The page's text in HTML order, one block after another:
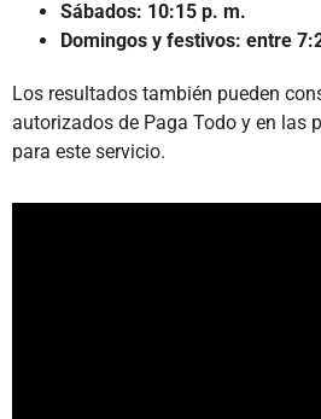
Sábados: 10:15 p. m.
Domingos y festivos: entre
Los resultados también pueden
autorizados de Paga Todo y en las
para este servicio.